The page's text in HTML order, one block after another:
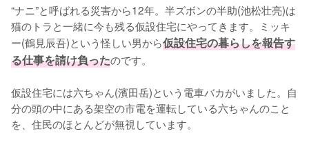
“ナニ”と呼ばれる災害から12年。半ズボンの半助(池松壮亮)は
猫のトラと一緒に今も残る仮設住宅にやってきます。ミッキ
ー(鶴⾒⾠吾)という怪しい男から仮設住宅の暮らしを報告す
る仕事を請け負ったのです。
仮設住宅には六ちゃん(濱田岳)という電車バカがいました。自
分の頭の中にある架空の市電を運転している六ちゃんのこと
を、住民のほとんどが無視しています。